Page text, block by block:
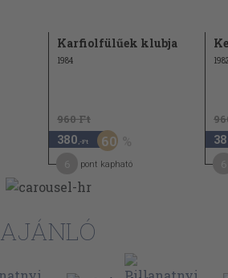
Karfiolfülűek klubja
1984
960 Ft
380 ,-Ft 60
pont kapható
AJÁNLÓ